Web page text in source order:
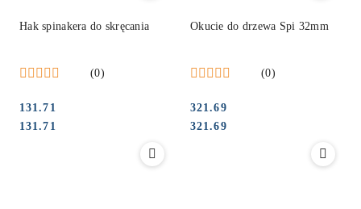
Hak spinakera do skręcania
(0)
Cena:
131.71
Cena:
131.71
Okucie do drzewa Spi 32mm
(0)
Cena:
321.69
Cena:
321.69